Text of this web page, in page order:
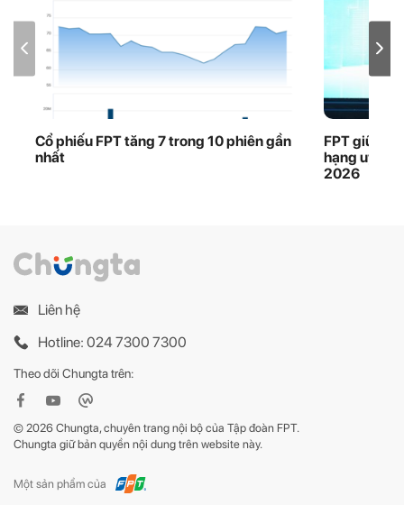
Cổ phiếu FPT tăng 7 trong 10 phiên gần
nhất
FPT giữ
hạng uy tín
2026
Liên hệ
Hotline: 024 7300 7300
Theo dõi Chungta trên:
© 2026 Chungta, chuyên trang nội bộ của Tập đoàn FPT.
Chungta giữ bản quyền nội dung trên website này.
Một sản phẩm của